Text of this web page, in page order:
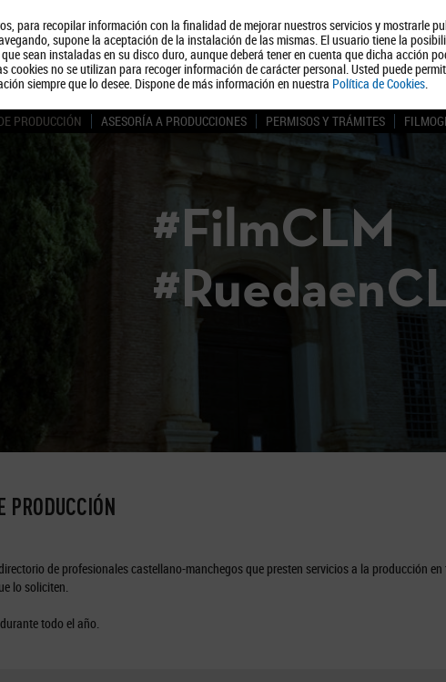
para recopilar información con la finalidad de mejorar nuestros servicios y mostrarle
supone la aceptación de la instalación de las mismas. El usuario tiene la
sean instaladas en su disco duro, aunque deberá tener en cuenta que dicha acción
cookies no se utilizan para recoger información de carácter personal. Usted puede
siempre que lo desee. Dispone de más información en nuestra Política de Cookies.
Quiénes somos Turismo Política
PRODUCCIÓN ASESORÍA A PRODUCCIONES PERMISOS Y TRÁMITES
#FilmCLM
PRODUCCIÓN
de profesionales castellano-manchegos que presten servicios a la producción
lo soliciten.
todo el año.